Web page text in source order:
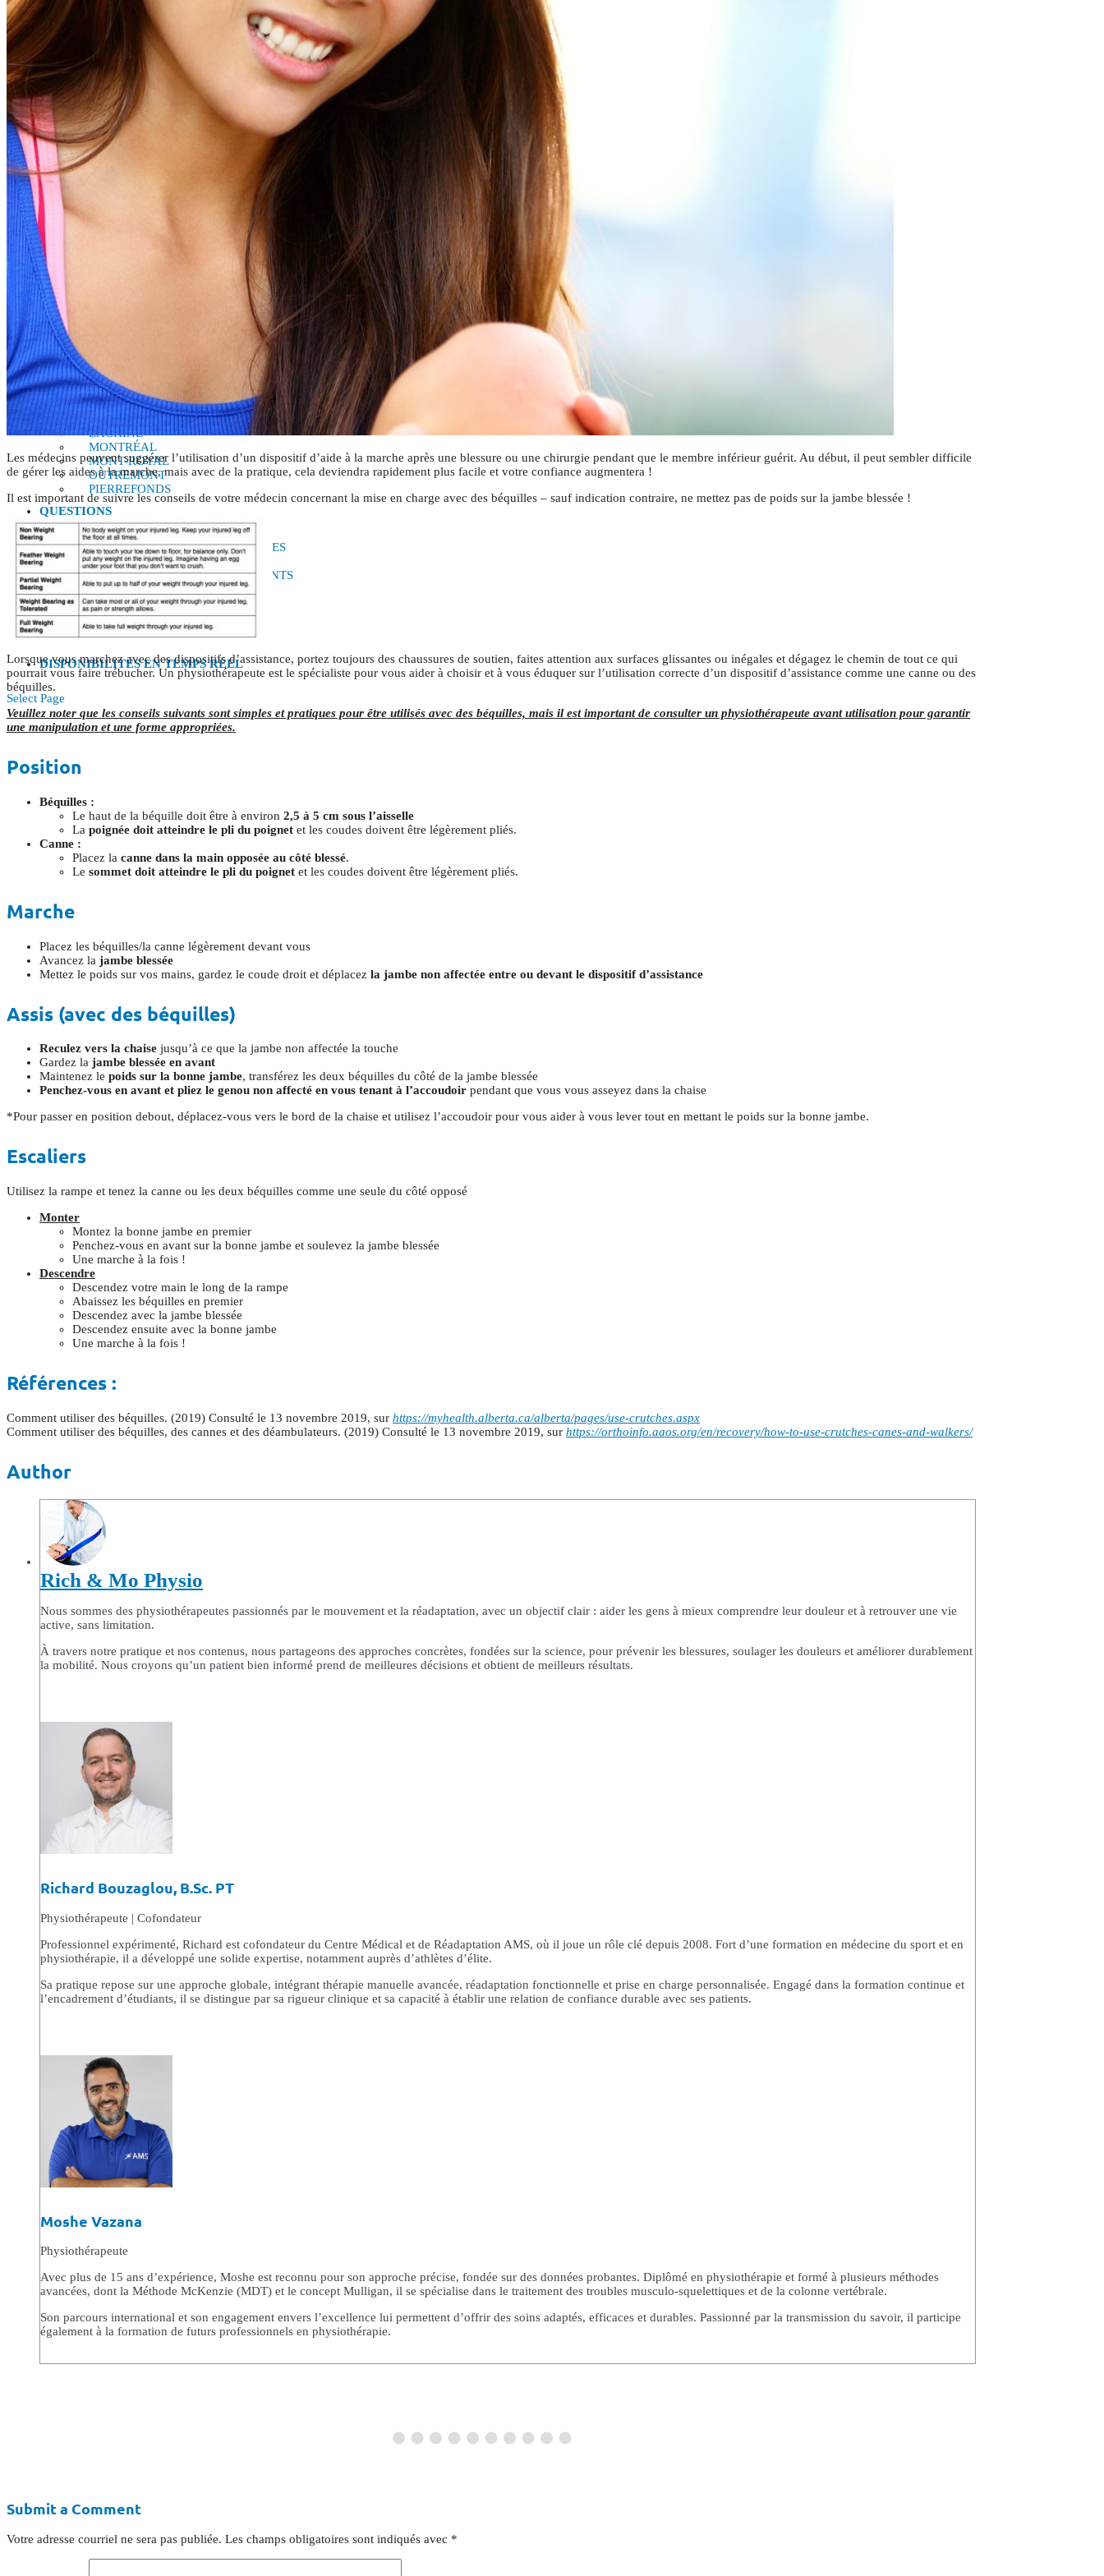
RÉUSSITES
PARTICIPATION COMMUNAUTAIRE
OPTIONS DE PAIEMENT
SERVICES
PHYSIOTHÉRAPIE
PILATES THÉRAPEUTIQUE
PHYSIOTHÉRAPIE À DOMICILE
ERGOTHÉRAPIE À DOMICILE
APPROCHE POSTURALE EN
PHYSIOTHÉRAPIE
READAPTATION PELVIENNE
ACCIDENTS DE TRAVAIL CNESST
THÉRAPIE DE TRACTION POUR LA
ENTRAÎNEMENT PERSONALISÉ EN
RÉADAPTATION
OSTÉOPATHIE
ZONES
CÔTE-DES-NEIGES
DORVAL
LACHINE
MONTRÉAL
MONT-ROYAL
OUTREMONT
PIERREFONDS
QUESTIONS
ACCIDENTS CNESST-SAAQ
RUBRIQUE FAQ ET THÉRAPEUTES
FAQ DES PAYMENTS ET FRAIS
FAQ DES VISITES ET TRAITEMENTS
BLOGUE
VIDÉOS
NOUS JOINDRE
DISPONIBILITÉS EN TEMPS RÉEL
Select Page
Les médecins peuvent suggérer l’utilisation d’un dispositif d’aide à la marche après une blessure ou une chirurgie pendant que le membre inférieur guérit. Au début, il peut sembler difficile
de gérer les aides à la marche, mais avec de la pratique, cela deviendra rapidement plus facile et votre confiance augmentera !
Il est important de suivre les conseils de votre médecin concernant la mise en charge avec des béquilles – sauf indication contraire, ne mettez pas de poids sur la jambe blessée !
Lorsque vous marchez avec des dispositifs d’assistance, portez toujours des chaussures de soutien, faites attention aux surfaces glissantes ou inégales et dégagez le chemin de tout ce qui
pourrait vous faire trébucher. Un physiothérapeute est le spécialiste pour vous aider à choisir et à vous éduquer sur l’utilisation correcte d’un dispositif d’assistance comme une canne ou des
béquilles.
Veuillez noter que les conseils suivants sont simples et pratiques pour être utilisés avec des béquilles, mais il est important de consulter un physiothérapeute avant utilisation pour garantir
une manipulation et une forme appropriées.
Position
Béquilles :
Le haut de la béquille doit être à environ 2,5 à 5 cm sous l’aisselle
La poignée doit atteindre le pli du poignet et les coudes doivent être légèrement pliés.
Canne :
Placez la canne dans la main opposée au côté blessé.
Le sommet doit atteindre le pli du poignet et les coudes doivent être légèrement pliés.
Marche
Placez les béquilles/la canne légèrement devant vous
Avancez la jambe blessée
Mettez le poids sur vos mains, gardez le coude droit et déplacez la jambe non affectée entre ou devant le dispositif d’assistance
Assis (avec des béquilles)
Reculez vers la chaise jusqu’à ce que la jambe non affectée la touche
Gardez la jambe blessée en avant
Maintenez le poids sur la bonne jambe, transférez les deux béquilles du côté de la jambe blessée
Penchez-vous en avant et pliez le genou non affecté en vous tenant à l’accoudoir pendant que vous vous asseyez dans la chaise
*Pour passer en position debout, déplacez-vous vers le bord de la chaise et utilisez l’accoudoir pour vous aider à vous lever tout en mettant le poids sur la bonne jambe.
Escaliers
Utilisez la rampe et tenez la canne ou les deux béquilles comme une seule du côté opposé
Monter
Montez la bonne jambe en premier
Penchez-vous en avant sur la bonne jambe et soulevez la jambe blessée
Une marche à la fois !
Descendre
Descendez votre main le long de la rampe
Abaissez les béquilles en premier
Descendez avec la jambe blessée
Descendez ensuite avec la bonne jambe
Une marche à la fois !
Références :
Comment utiliser des béquilles. (2019) Consulté le 13 novembre 2019, sur https://myhealth.alberta.ca/alberta/pages/use-crutches.aspx
Comment utiliser des béquilles, des cannes et des déambulateurs. (2019) Consulté le 13 novembre 2019, sur https://orthoinfo.aaos.org/en/recovery/how-to-use-crutches-canes-and-walkers/
Author
Rich & Mo Physio
Nous sommes des physiothérapeutes passionnés par le mouvement et la réadaptation, avec un objectif clair : aider les gens à mieux comprendre leur douleur et à retrouver une vie
active, sans limitation.
À travers notre pratique et nos contenus, nous partageons des approches concrètes, fondées sur la science, pour prévenir les blessures, soulager les douleurs et améliorer durablement
la mobilité. Nous croyons qu’un patient bien informé prend de meilleures décisions et obtient de meilleurs résultats.
Richard Bouzaglou, B.Sc. PT
Physiothérapeute | Cofondateur
Professionnel expérimenté, Richard est cofondateur du Centre Médical et de Réadaptation AMS, où il joue un rôle clé depuis 2008. Fort d’une formation en médecine du sport et en
physiothérapie, il a développé une solide expertise, notamment auprès d’athlètes d’élite.
Sa pratique repose sur une approche globale, intégrant thérapie manuelle avancée, réadaptation fonctionnelle et prise en charge personnalisée. Engagé dans la formation continue et
l’encadrement d’étudiants, il se distingue par sa rigueur clinique et sa capacité à établir une relation de confiance durable avec ses patients.
Moshe Vazana
Physiothérapeute
Avec plus de 15 ans d’expérience, Moshe est reconnu pour son approche précise, fondée sur des données probantes. Diplômé en physiothérapie et formé à plusieurs méthodes
avancées, dont la Méthode McKenzie (MDT) et le concept Mulligan, il se spécialise dans le traitement des troubles musculo-squelettiques et de la colonne vertébrale.
Son parcours international et son engagement envers l’excellence lui permettent d’offrir des soins adaptés, efficaces et durables. Passionné par la transmission du savoir, il participe
également à la formation de futurs professionnels en physiothérapie.
Submit a Comment
Votre adresse courriel ne sera pas publiée. Les champs obligatoires sont indiqués avec *